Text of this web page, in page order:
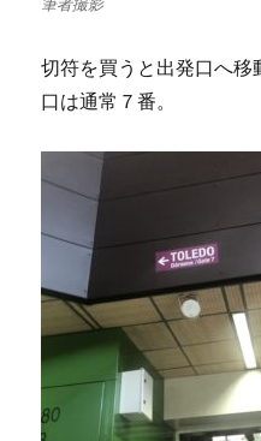
筆者撮影
切符を買うと出発口へ
口は通常７番。